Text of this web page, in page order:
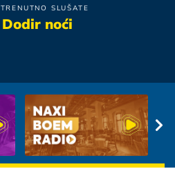
TRENUTNO SLUŠATE
Dodir noći
Oliver Dragojevic